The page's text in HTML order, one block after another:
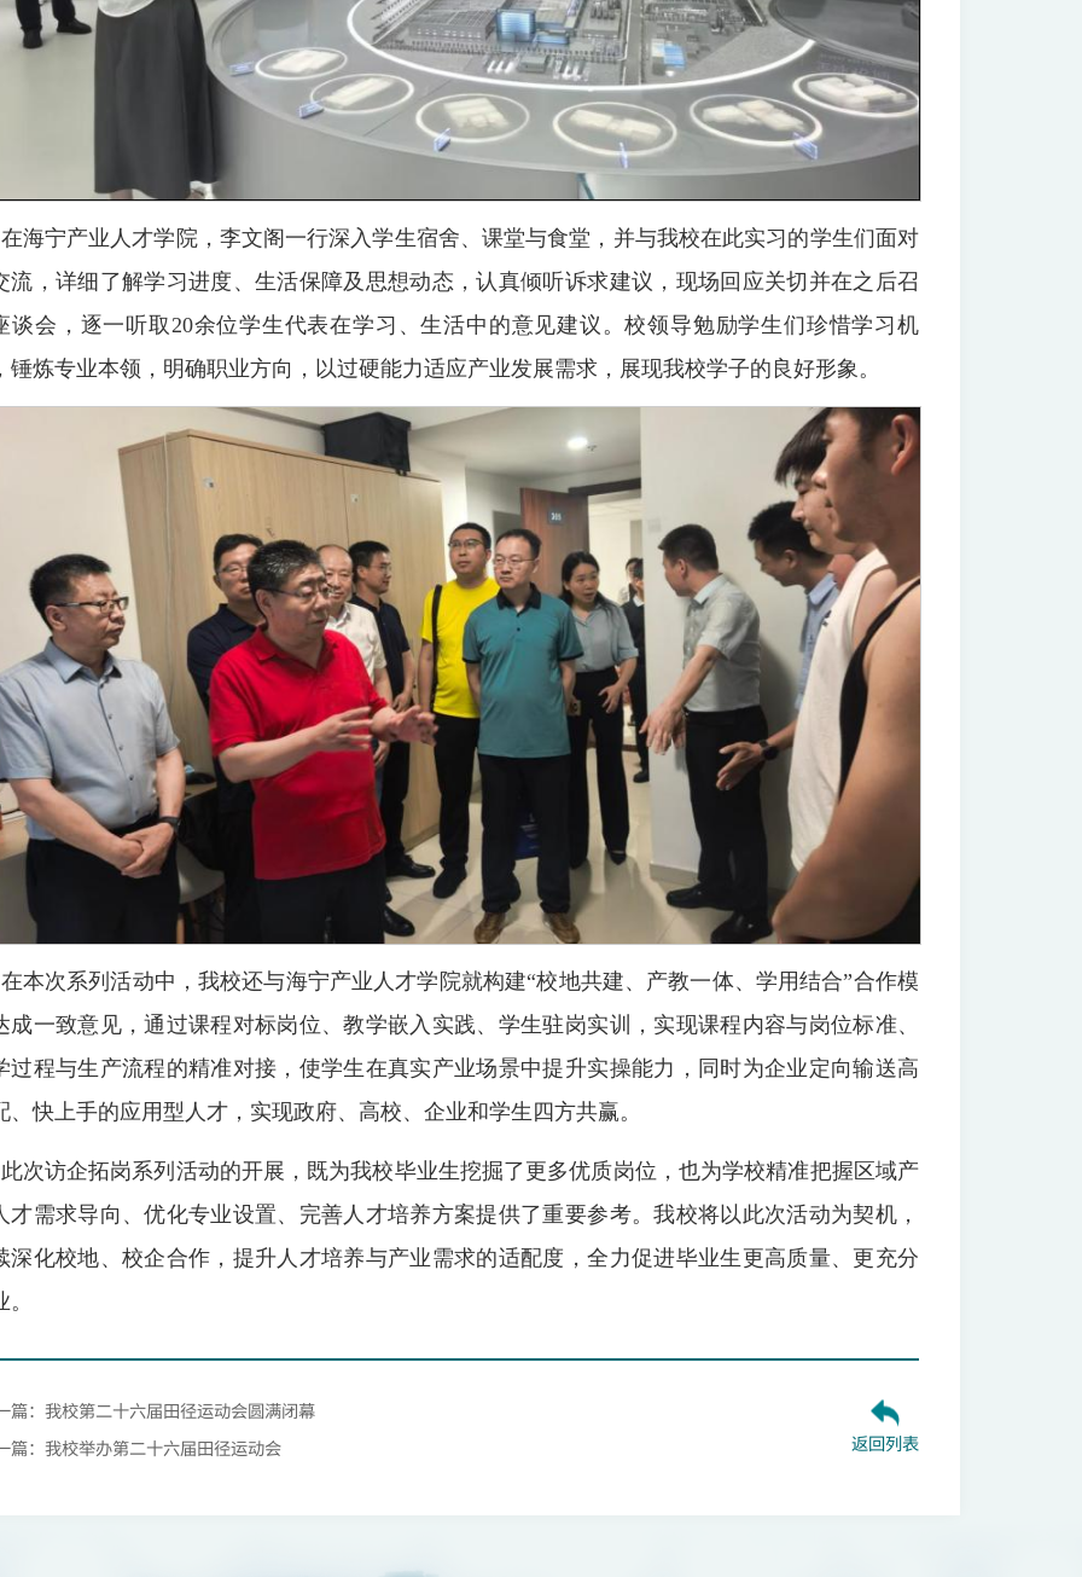
在海宁产业人才学院，李文阁一行深入学生宿舍、课堂与食堂，并与我校在此实习的学生们面对
流，详细了解学习进度、生活保障及思想动态，认真倾听诉求建议，现场回应关切并在之后召
谈会，逐一听取20余位学生代表在学习、生活中的意见建议。校领导勉励学生们珍惜学习机
锤炼专业本领，明确职业方向，以过硬能力适应产业发展需求，展现我校学子的良好形象。
在本次系列活动中，我校还与海宁产业人才学院就构建“校地共建、产教一体、学用结合”合作模
成一致意见，通过课程对标岗位、教学嵌入实践、学生驻岗实训，实现课程内容与岗位标准、
过程与生产流程的精准对接，使学生在真实产业场景中提升实操能力，同时为企业定向输送高
、快上手的应用型人才，实现政府、高校、企业和学生四方共赢。
此次访企拓岗系列活动的开展，既为我校毕业生挖掘了更多优质岗位，也为学校精准把握区域产
才需求导向、优化专业设置、完善人才培养方案提供了重要参考。我校将以此次活动为契机，
深化校地、校企合作，提升人才培养与产业需求的适配度，全力促进毕业生更高质量、更充分
篇：我校第二十六届田径运动会圆满闭幕
篇：我校举办第二十六届田径运动会
返回列表